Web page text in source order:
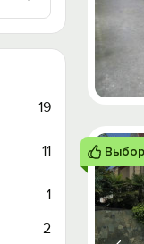
19
11
1
2